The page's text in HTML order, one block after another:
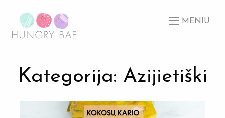
MENIU
Kategorija: Azijietiški